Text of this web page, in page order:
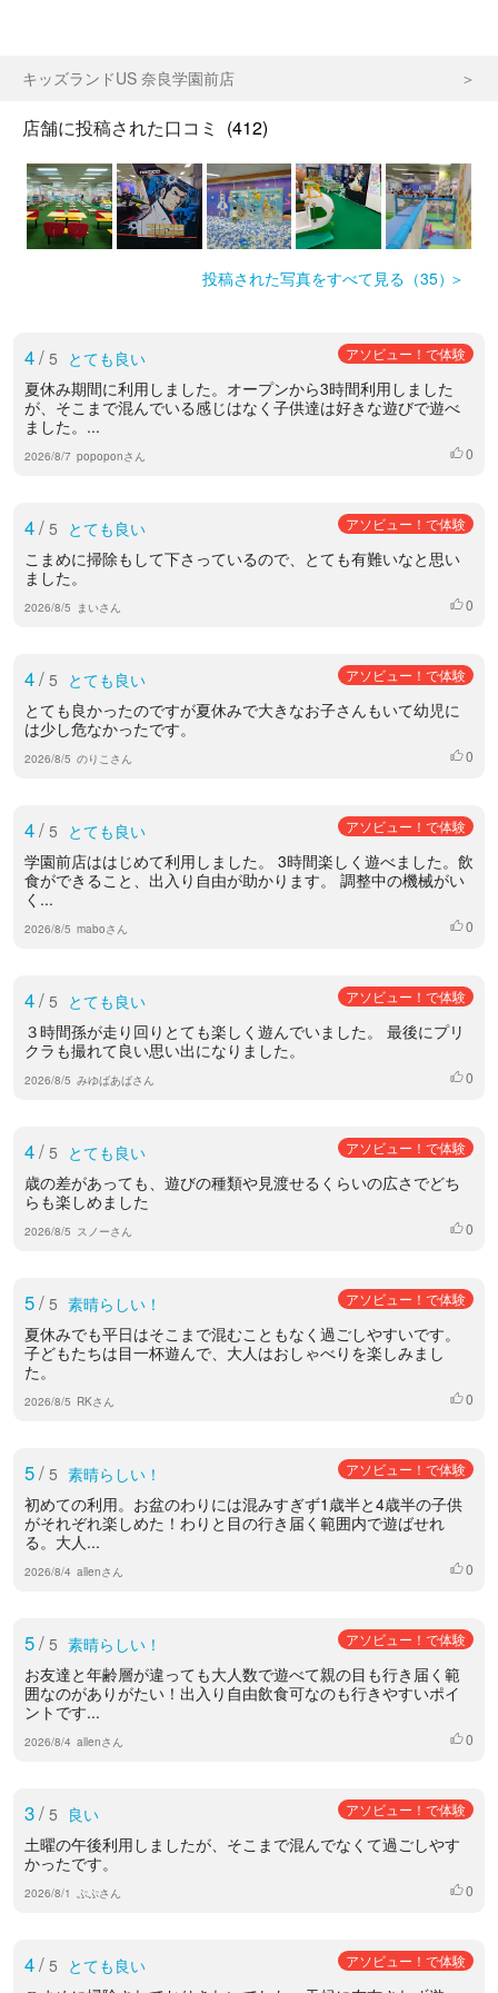
キッズランドUS 奈良学園前店
店舗に投稿された口コミ (412)
投稿された写真をすべて見る（35）
4/ 5 とても良い アソビュー！で体験
夏休み期間に利用しました。オープンから3時間利用しました
が、そこまで混んでいる感じはなく子供達は好きな遊びで遊べ
ました。...
2026/8/7 popoponさん いいね
0
4/ 5 とても良い アソビュー！で体験
こまめに掃除もして下さっているので、とても有難いなと思い
ました。
2026/8/5 まいさん いいね
0
4/ 5 とても良い アソビュー！で体験
とても良かったのですが夏休みで大きなお子さんもいて幼児に
は少し危なかったです。
2026/8/5 のりこさん いいね
0
4/ 5 とても良い アソビュー！で体験
学園前店ははじめて利用しました。 3時間楽しく遊べました。飲
食ができること、出入り自由が助かります。 調整中の機械がい
く...
2026/8/5 maboさん いいね
0
4/ 5 とても良い アソビュー！で体験
３時間孫が走り回りとても楽しく遊んでいました。 最後にプリ
クラも撮れて良い思い出になりました。
2026/8/5 みゆばあばさん いいね
0
4/ 5 とても良い アソビュー！で体験
歳の差があっても、遊びの種類や見渡せるくらいの広さでどち
らも楽しめました
2026/8/5 スノーさん いいね
0
5/ 5 素晴らしい！ アソビュー！で体験
夏休みでも平日はそこまで混むこともなく過ごしやすいです。
子どもたちは目一杯遊んで、大人はおしゃべりを楽しみまし
た。
2026/8/5 RKさん いいね
0
5/ 5 素晴らしい！ アソビュー！で体験
初めての利用。お盆のわりには混みすぎず1歳半と4歳半の子供
がそれぞれ楽しめた！わりと目の行き届く範囲内で遊ばせれ
る。大人...
2026/8/4 allenさん いいね
0
5/ 5 素晴らしい！ アソビュー！で体験
お友達と年齢層が違っても大人数で遊べて親の目も行き届く範
囲なのがありがたい！出入り自由飲食可なのも行きやすいポイ
ントです...
2026/8/4 allenさん いいね
0
3/ 5 良い アソビュー！で体験
土曜の午後利用しましたが、そこまで混んでなくて過ごしやす
かったです。
2026/8/1 ぷぷさん いいね
0
4/ 5 とても良い アソビュー！で体験